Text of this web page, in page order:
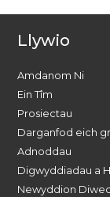
Llywio
Amdanom Ni
Ein Tîm
Prosiectau
Darganfod eich
Adnoddau
Digwyddiadau a
Newyddion